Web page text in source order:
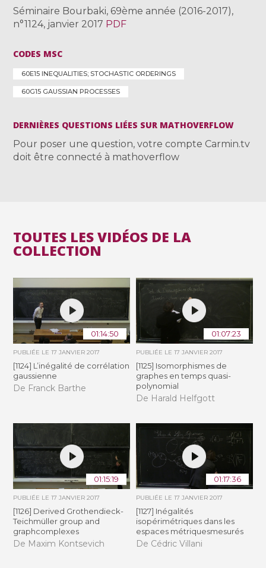
Séminaire Bourbaki, 69ème année (2016-2017),
n°1124, janvier 2017 PDF
CODES MSC
60E15 INEQUALITIES; STOCHASTIC ORDERINGS
60G15 GAUSSIAN PROCESSES
DERNIÈRES QUESTIONS LIÉES SUR MATHOVERFLOW
Pour poser une question, votre compte Carmin.tv
doit être connecté à mathoverflow
TOUTES LES VIDÉOS DE LA
COLLECTION
01:14:50
PUBLIÉE LE17 JANVIER 2017
[1124] L’inégalité de corrélation
gaussienne
De Franck Barthe
01:07:23
PUBLIÉE LE 17 JANVIER 2017
[1125] Isomorphismes de
graphes en temps quasi-
polynomial
De Harald Helfgott
01:15:19
PUBLIÉE LE17 JANVIER 2017
[1126] Derived Grothendieck-
Teichmüller group and
graphcomplexes
De Maxim Kontsevich
01:17:36
PUBLIÉE LE 17 JANVIER 2017
[1127] Inégalités
isopérimétriques dans les
espaces métriquesmesurés
De Cédric Villani